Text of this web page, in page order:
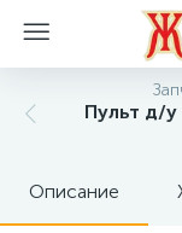
Пульт д/
Описание